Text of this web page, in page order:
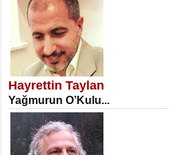
SATILMIŞ ÜMİT ÇETİNKAYA
Erkenlik...
Hayrettin Taylan
Yağmurun O’Kulu...